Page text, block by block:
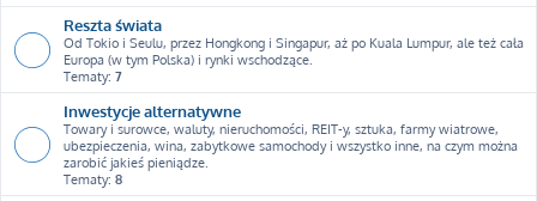
Reszta świata
Od Tokio i Seulu, przez Hongkong i Singapur, aż po Kuala Lumpur, ale też cała
Europa (w tym Polska) i rynki wschodzące.
Tematy: 7
Inwestycje alternatywne
Towary i surowce, waluty, nieruchomości, REIT-y, sztuka, farmy wiatrowe,
ubezpieczenia, wina, zabytkowe samochody i wszystko inne, na czym można
zarobić jakieś pieniądze.
Tematy: 8